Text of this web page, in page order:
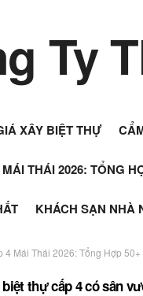
XÂY BIỆT THỰ
THÁI 2026: TỔNG
KHÁCH SẠN NHÀ
4 Mái Thái 2026: Tổng Hợp
thự cấp 4 có sân